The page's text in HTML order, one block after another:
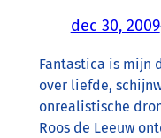
dec 30, 2009
Fantastica is mijn
over liefde,
onrealistische
Roos de Leeuw